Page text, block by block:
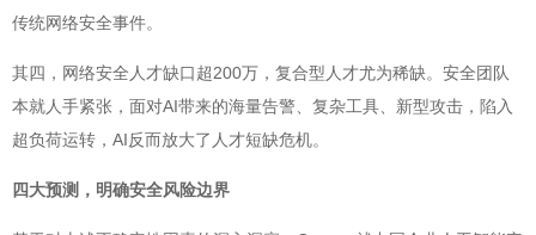
传统网络安全事件。
其四，网络安全人才缺口超200万，复合型人才尤为稀缺。安全团队
本就人手紧张，面对AI带来的海量告警、复杂工具、新型攻击，陷入
超负荷运转，AI反而放大了人才短缺危机。
四大预测，明确安全风险边界